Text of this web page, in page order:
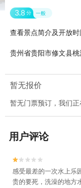
3.8 分 一般
查看景点简介及开放时
贵州省贵阳市修文县
暂无报价
暂无门票预订，我们
用户评论


感受最差的一次水上乐
贵的要死，洗澡的地方